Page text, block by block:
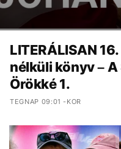
LITERÁLISAN
nélküli könyv –
Örökké 1.
TEGNAP 09:01 -KOR